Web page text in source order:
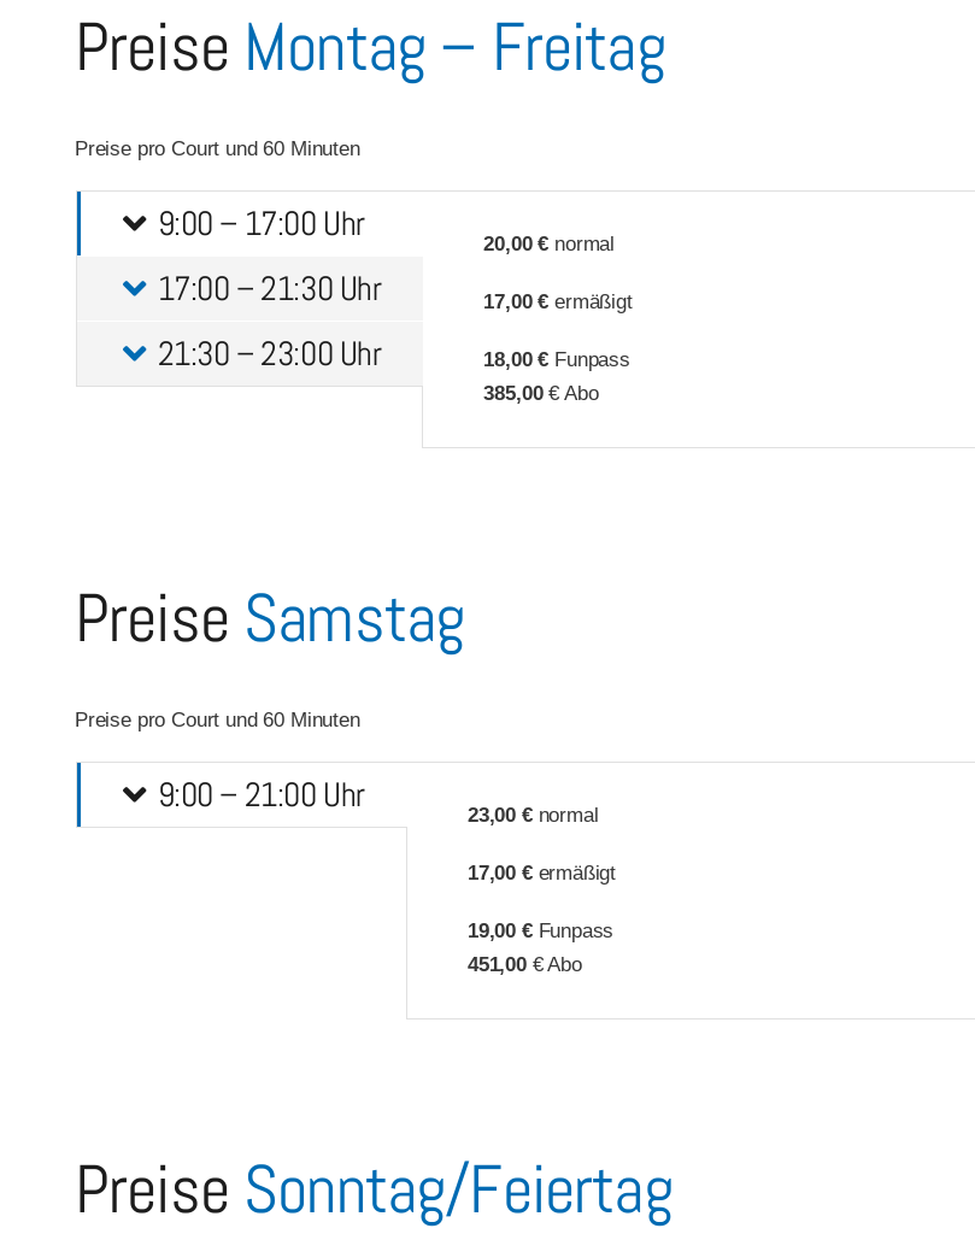
Preise Montag – Freitag
Preise pro Court und 60 Minuten
9:00 – 17:00 Uhr
17:00 – 21:30 Uhr
21:30 – 23:00 Uhr
20,00 € normal
17,00 € ermäßigt
18,00 € Funpass
385,00€ Abo
Preise Samstag
Preise pro Court und 60 Minuten
9:00 – 21:00 Uhr 23,00 €normal
17,00 €ermäßigt
19,00 €Funpass
451,00€ Abo
Preise Sonntag/Feiertag